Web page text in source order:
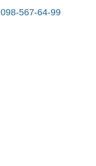
098-567-64-99